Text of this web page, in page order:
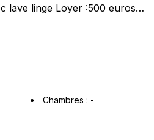
lave linge Loyer :500 euros
Chambres : -